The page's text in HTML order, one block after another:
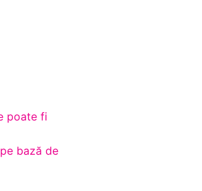
poate fi
bază de